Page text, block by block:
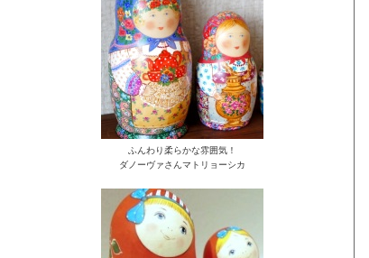
ふんわり柔らかな雰囲気！
ダノーヴァさんマトリョーシカ